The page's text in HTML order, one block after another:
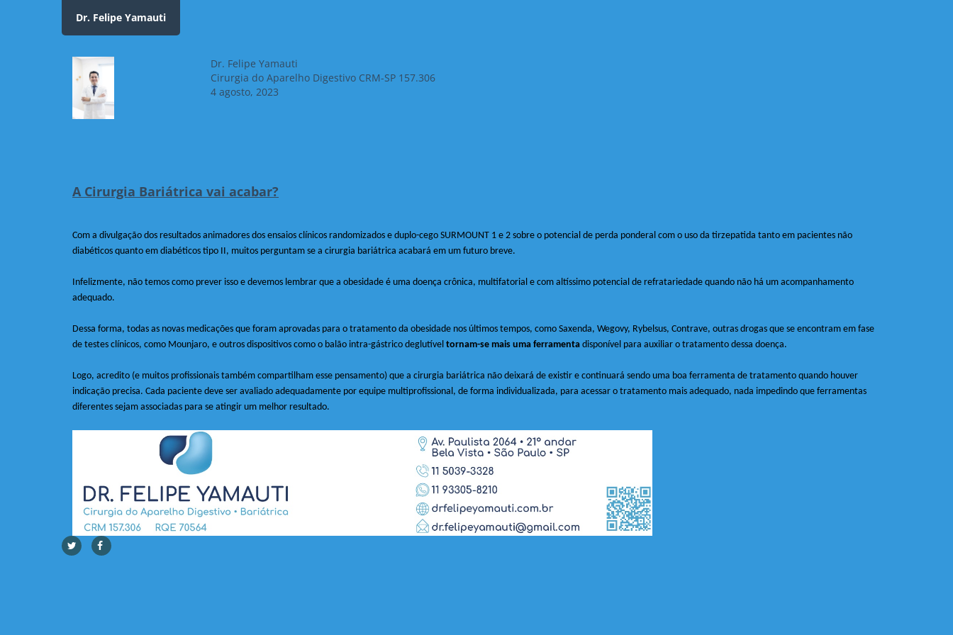
Dr. Felipe Yamauti
Dr. Felipe Yamauti
Cirurgia do Aparelho Digestivo CRM-SP 157.306
4 agosto, 2023
A Cirurgia Bariátrica vai acabar?
Com a divulgação dos resultados animadores dos ensaios clínicos randomizados e duplo-cego SURMOUNT 1 e 2 sobre o potencial de perda ponderal com o uso da tirzepatida tanto em pacientes não
diabéticos quanto em diabéticos tipo II, muitos perguntam se a cirurgia bariátrica acabará em um futuro breve.
Infelizmente, não temos como prever isso e devemos lembrar que a obesidade é uma doença crônica, multifatorial e com altíssimo potencial de refratariedade quando não há um acompanhamento
adequado.
Dessa forma, todas as novas medicações que foram aprovadas para o tratamento da obesidade nos últimos tempos, como Saxenda, Wegovy, Rybelsus, Contrave, outras drogas que se encontram em fase
de testes clínicos, como Mounjaro, e outros dispositivos como o balão intra-gástrico deglutível tornam-se mais uma ferramenta disponível para auxiliar o tratamento dessa doença.
Logo, acredito (e muitos profissionais também compartilham esse pensamento) que a cirurgia bariátrica não deixará de existir e continuará sendo uma boa ferramenta de tratamento quando houver
indicação precisa. Cada paciente deve ser avaliado adequadamente por equipe multiprofissional, de forma individualizada, para acessar o tratamento mais adequado, nada impedindo que ferramentas
diferentes sejam associadas para se atingir um melhor resultado.